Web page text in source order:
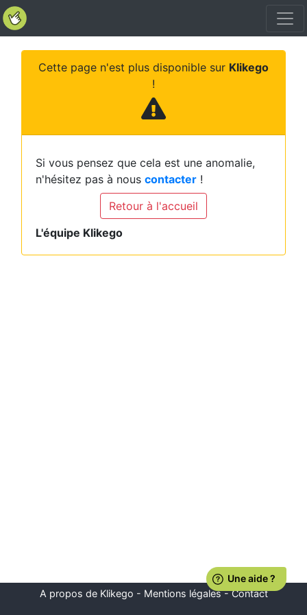
Cette page n'est plus disponible sur Klikego
!
Si vous pensez que cela est une anomalie,
n'hésitez pas à nous contacter !
Retour à l'accueil
L'équipe Klikego
A propos de Klikego - Mentions légales-Contact